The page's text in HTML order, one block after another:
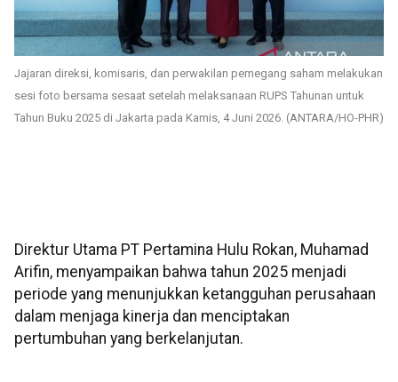
Jajaran direksi, komisaris, dan perwakilan pemegang saham melakukan
sesi foto bersama sesaat setelah melaksanaan RUPS Tahunan untuk
Tahun Buku 2025 di Jakarta pada Kamis, 4 Juni 2026. (ANTARA/HO-PHR)
Direktur Utama PT Pertamina Hulu Rokan, Muhamad
Arifin, menyampaikan bahwa tahun 2025 menjadi
periode yang menunjukkan ketangguhan perusahaan
dalam menjaga kinerja dan menciptakan
pertumbuhan yang berkelanjutan.